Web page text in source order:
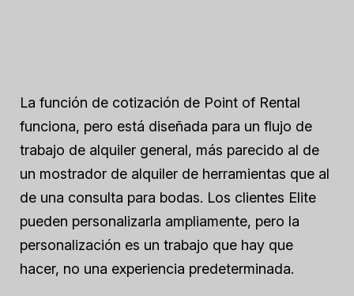
La función de cotización de Point of Rental
funciona, pero está diseñada para un flujo de
trabajo de alquiler general, más parecido al de
un mostrador de alquiler de herramientas que al
de una consulta para bodas. Los clientes Elite
pueden personalizarla ampliamente, pero la
personalización es un trabajo que hay que
hacer, no una experiencia predeterminada.